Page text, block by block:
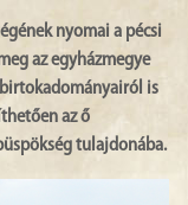
nyomai a pécsi
az egyházmegye
birtokadományairól is
az ő
tulajdonába.